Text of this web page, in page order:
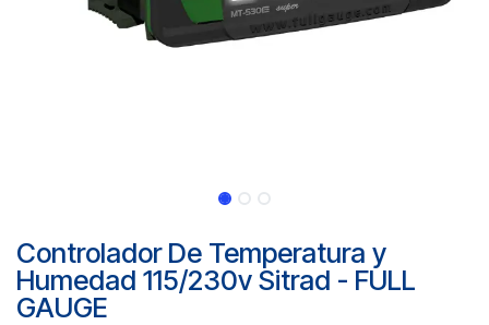
Controlador De Temperatura y
Humedad 115/230v Sitrad - FULL
GAUGE